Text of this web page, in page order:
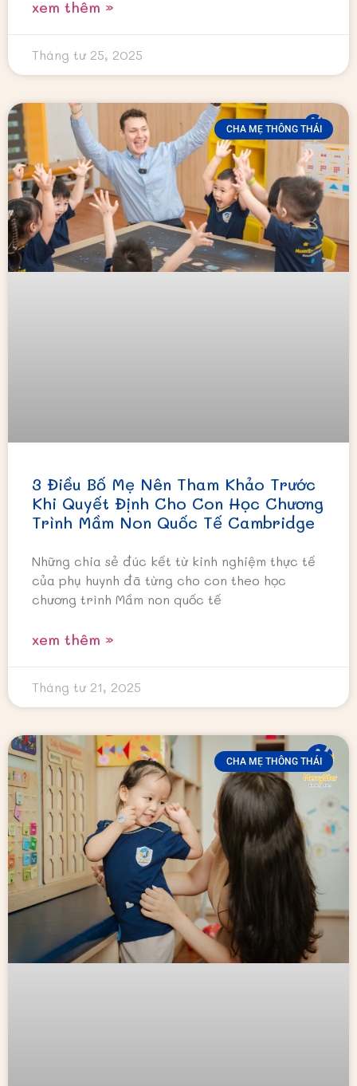
xem thêm »
Tháng tư 25, 2025
CHA MẸ THÔNG THÁI
3 Điều Bố Mẹ Nên Tham Khảo Trước
Khi Quyết Định Cho Con Học Chương
Trình Mầm Non Quốc Tế Cambridge
Những chia sẻ đúc kết từ kinh nghiệm thực tế
của phụ huynh đã từng cho con theo học
chương trình Mầm non quốc tế
xem thêm »
Tháng tư 21, 2025
CHA MẸ THÔNG THÁI